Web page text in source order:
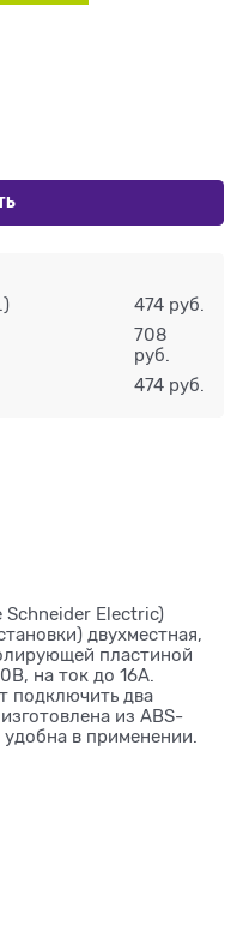
474 руб.
708
руб.
474 руб.
Schneider Electric)
двухместная,
пластиной
на ток до 16А.
подключить два
из ABS-
в применении.